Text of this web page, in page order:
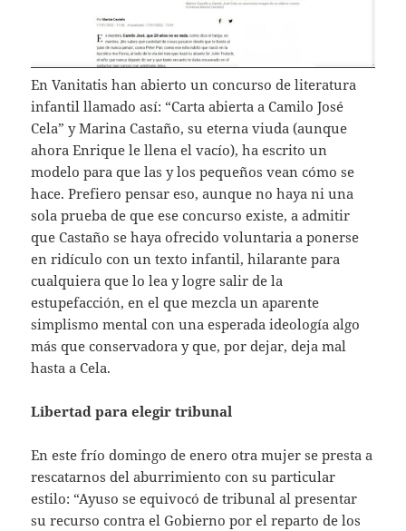
En Vanitatis han abierto un concurso de literatura
infantil llamado así: “Carta abierta a Camilo José
Cela” y Marina Castaño, su eterna viuda (aunque
ahora Enrique le llena el vacío), ha escrito un
modelo para que las y los pequeños vean cómo se
hace. Prefiero pensar eso, aunque no haya ni una
sola prueba de que ese concurso existe, a admitir
que Castaño se haya ofrecido voluntaria a ponerse
en ridículo con un texto infantil, hilarante para
cualquiera que lo lea y logre salir de la
estupefacción, en el que mezcla un aparente
simplismo mental con una esperada ideología algo
más que conservadora y que, por dejar, deja mal
hasta a Cela.
Libertad para elegir tribunal
En este frío domingo de enero otra mujer se presta a
rescatarnos del aburrimiento con su particular
estilo: “Ayuso se equivocó de tribunal al presentar
su recurso contra el Gobierno por el reparto de los